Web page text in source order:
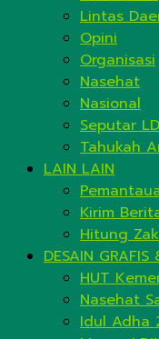
Lintas
Opini
Organisasi
Nasehat
Nasional
Seputar
Tahukah
LAIN LAIN
Kirim
Hitung
DESAIN
HUT
Nasehat
Idul Adha